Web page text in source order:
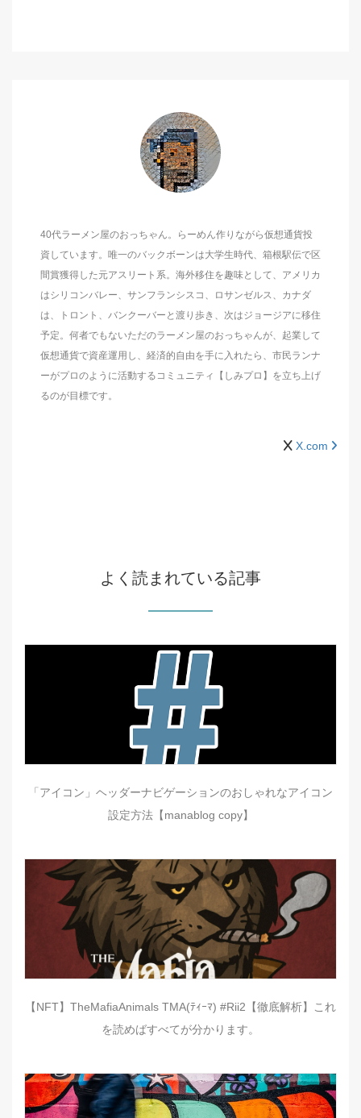
40代ラーメン屋のおっちゃん。らーめん作りながら仮想通貨投
資しています。唯一のバックボーンは大学生時代、箱根駅伝で区
間賞獲得した元アスリート系。海外移住を趣味として、アメリカ
はシリコンバレー、サンフランシスコ、ロサンゼルス、カナダ
は、トロント、バンクーバーと渡り歩き、次はジョージアに移住
予定。何者でもないただのラーメン屋のおっちゃんが、起業して
仮想通貨で資産運用し、経済的自由を手に入れたら、市民ランナ
ーがプロのように活動するコミュニティ【しみプロ】を立ち上げ
るのが目標です。
X.com
よく読まれている記事
「アイコン」ヘッダーナビゲーションのおしゃれなアイコン
設定方法【manablog copy】
【NFT】TheMafiaAnimals TMA(ﾃｨｰﾏ) #Rii2【徹底解析】これ
を読めばすべてが分かります。